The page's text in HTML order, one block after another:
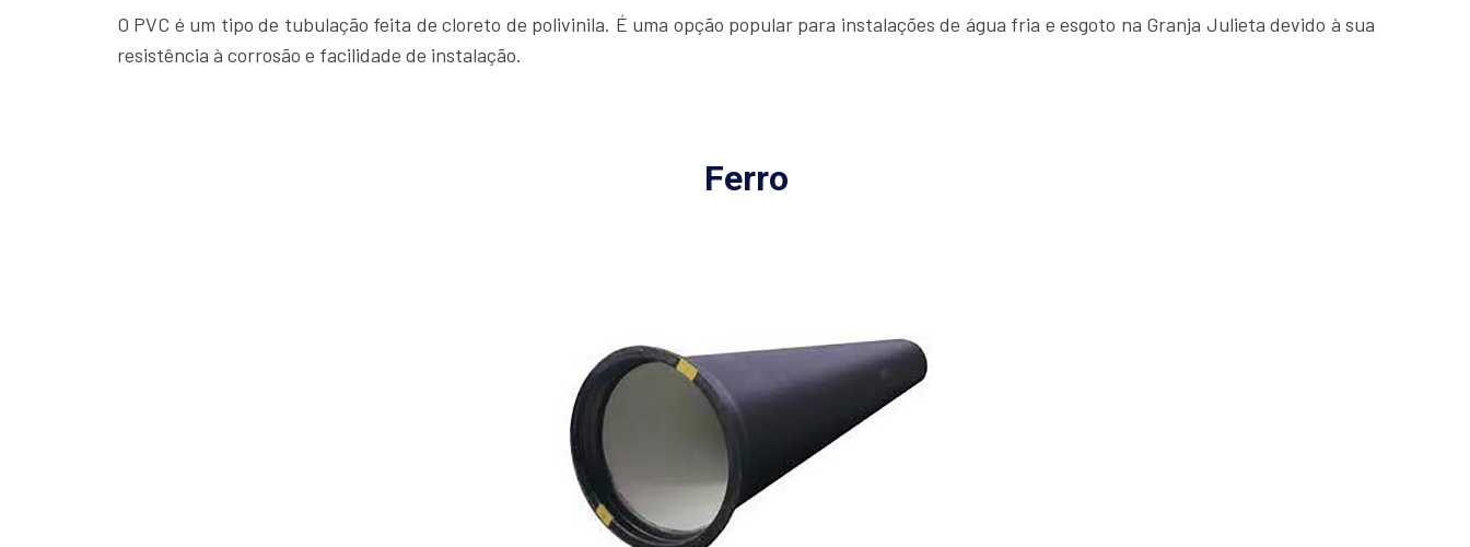
O PVC é um tipo de tubulação feita de cloreto de polivinila. É uma opção popular para instalações de água fria e esgoto na Granja Julieta devido à sua
resistência à corrosão e facilidade de instalação.
Ferro